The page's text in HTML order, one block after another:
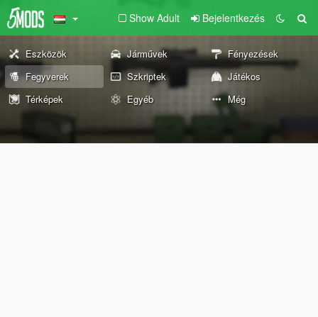
Show Adult Bejelentkezés
Eszközök Járművek
Fényezések
Fegyverek
Szkriptek
Játékos
Térképek
Egyéb Még